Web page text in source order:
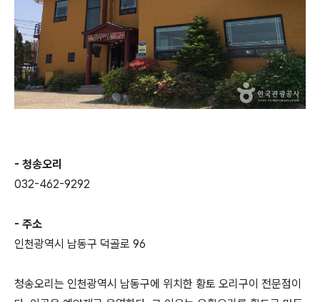
- 청송오리
032-462-9292
- 주소
인천광역시 남동구 덕골로 96
청송오리는 인천광역시 남동구에 위치한 황토 오리구이 전문점이